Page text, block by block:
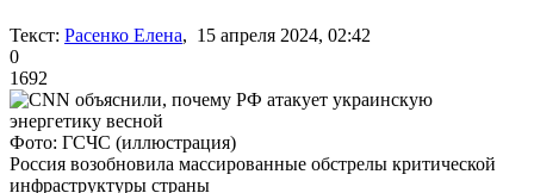
Текст: Расенко Елена, 15 апреля 2024, 02:42
0
1692
Фото: ГСЧС (иллюстрация)
Россия возобновила массированные обстрелы критической
инфраструктуры страны